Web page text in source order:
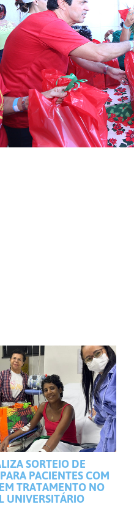
SORTEIO DE
PACIENTES COM
TRATAMENTO NO
UNIVERSITÁRIO